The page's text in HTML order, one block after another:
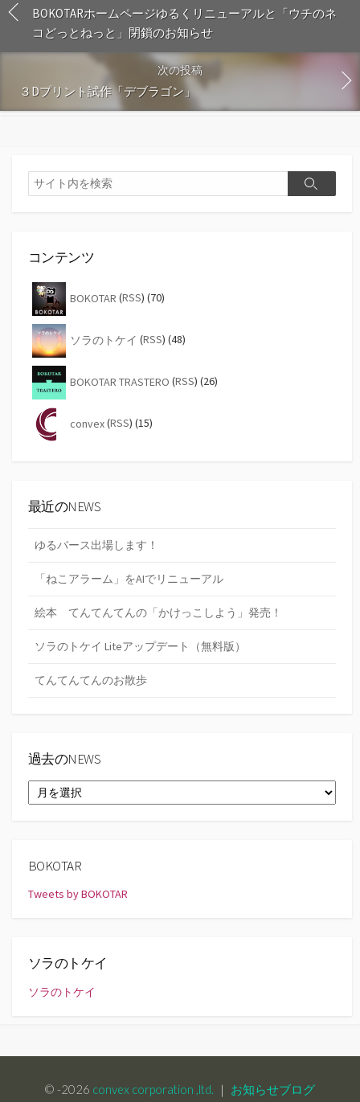
BOKOTARホームページゆるくリニューアルと「ウチのネ
コどっとねっと」閉鎖のお知らせ
次の投稿
３Dプリント試作「デブラゴン」
検
索
検
コンテンツ
BOKOTAR (RSS) (70)
ソラのトケイ (RSS) (48)
BOKOTAR TRASTERO (RSS) (26)
convex(RSS) (15)
最近のNEWS
ゆるバース出場します！
「ねこアラーム」をAIでリニューアル
絵本 てんてんてんの「かけっこしよう」発売！
ソラのトケイ Liteアップデート（無料版）
てんてんてんのお散歩
過去のNEWS
去
BOKOTAR
Tweets by BOKOTAR
ソラのトケイ
ソラのトケイ
© -2026 convex corporation ,ltd. ｜ お知らせブログ